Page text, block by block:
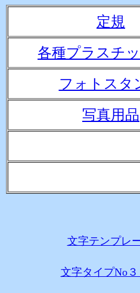
定規
各種プラスチ
フォトスタ
写真用品
文字テンプレ
文字タイプNo